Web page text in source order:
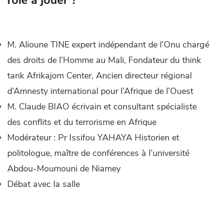
M. Alioune TINE expert indépendant de l’Onu chargé
des droits de l’Homme au Mali, Fondateur du think
tank Afrikajom Center, Ancien directeur régional
d’Amnesty international pour l’Afrique de l’Ouest
M. Claude BIAO écrivain et consultant spécialiste
des conflits et du terrorisme en Afrique
Modérateur : Pr Issifou YAHAYA Historien et
politologue, maître de conférences à l’université
Abdou-Moumouni de Niamey
Débat avec la salle